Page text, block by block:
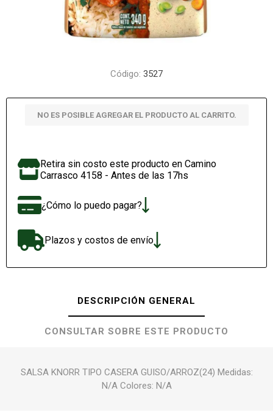
Código: 3527
NO ES POSIBLE AGREGAR EL PRODUCTO AL CARRITO.
Retira sin costo este producto en Camino
Carrasco 4158 - Antes de las 17hs
¿Cómo lo puedo pagar?
Plazos y costos de envío
DESCRIPCIÓN GENERAL
CONSULTAR SOBRE ESTE PRODUCTO
SALSA KNORR TIPO CASERA GUISO/ARROZ(24) Medidas:
N/A Colores: N/A